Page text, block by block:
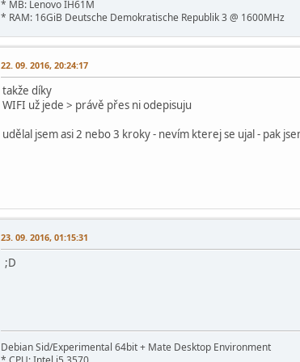
* MB: Lenovo IH61M
* RAM: 16GiB Deutsche Demokratische Republik 3 @ 1600MHz
22. 09. 2016, 20:24:17
takže díky
WIFI už jede > právě přes ni odepisuju
udělal jsem asi 2 nebo 3 kroky - nevím kterej se ujal - pak
23. 09. 2016, 01:15:31
;D
Debian Sid/Experimental 64bit + Mate Desktop Environment